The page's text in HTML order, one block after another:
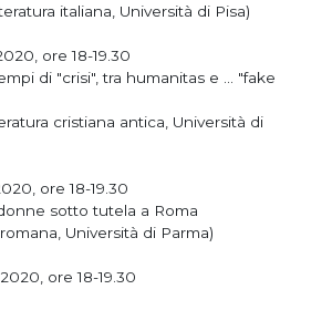
italiana, Università di Pisa)
ore 18-19.30
di "crisi", tra humanitas e ... "fake
cristiana antica, Università di
ore 18-19.30
sotto tutela a Roma
Università di Parma)
ore 18-19.30